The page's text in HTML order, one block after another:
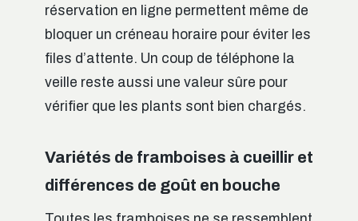
réservation en ligne permettent même de
bloquer un créneau horaire pour éviter les
files d’attente. Un coup de téléphone la
veille reste aussi une valeur sûre pour
vérifier que les plants sont bien chargés.
Variétés de framboises à cueillir et
différences de goût en bouche